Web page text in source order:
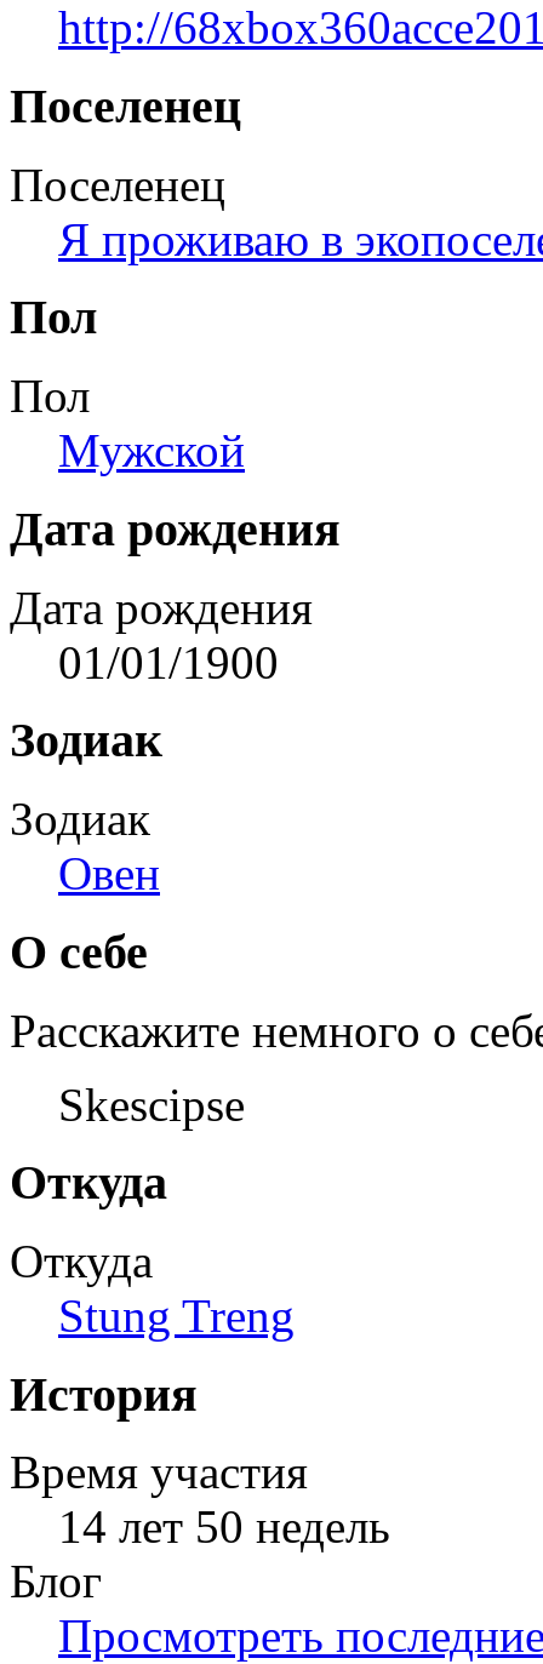
http://
Поселенец
Поселенец
Я проживаю в
Пол
Пол
Мужской
Дата рождения
Дата рождения
01/01/1900
Зодиак
Зодиак
Овен
О себе
Расскажите немного о
Skescipse
Откуда
Откуда
Stung Treng
История
Время участия
14 лет 50 недель
Блог
Просмотреть